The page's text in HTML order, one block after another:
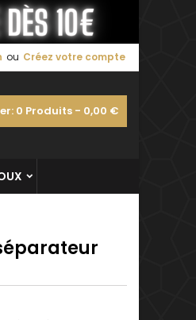
ou Créez votre compte
0 Produits - 0,00 €